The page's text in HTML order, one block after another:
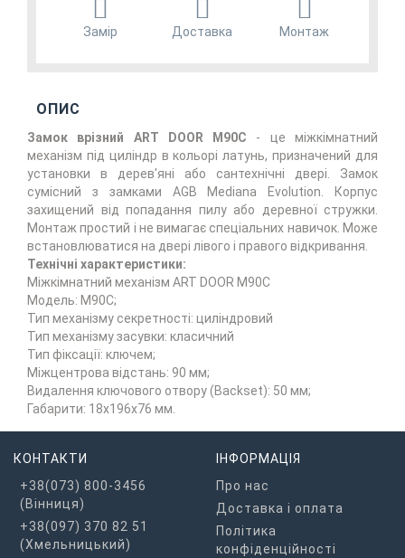
Замір Доставка Монтаж
ОПИС
Замок врізний АRT DOOR M90C - це міжкімнатний
механізм під циліндр в кольорі латунь, призначений для
установки в дерев'яні або сантехнічні двері. Замок
сумісний з замками AGB Mediana Evolution. Корпус
захищений від попадання пилу або деревної стружки.
Монтаж простий і не вимагає спеціальних навичок. Може
встановлюватися на двері лівого і правого відкривання.
Технічні характеристики:
Міжкімнатний механізм АRT DOOR M90C
Модель: M90C;
Тип механізму секретності: циліндровий
Тип механізму засувки: класичний
Тип фіксації: ключем;
Міжцентрова відстань: 90 мм;
Видалення ключового отвору (Backset): 50 мм;
Габарити: 18х196х76 мм.
КОНТАКТИ
+38(073) 800-3456
(Вінниця)
+38(097) 370 82 51
(Хмельницький)
ІНФОРМАЦІЯ
Про нас
Доставка і оплата
Політика
конфіденційності